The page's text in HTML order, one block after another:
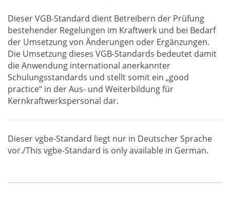
Dieser VGB-Standard dient Betreibern der Prüfung
bestehender Regelungen im Kraftwerk und bei Bedarf
der Umsetzung von Änderungen oder Ergänzungen.
Die Umsetzung dieses VGB-Standards bedeutet damit
die Anwendung international anerkannter
Schulungsstandards und stellt somit ein „good
practice“ in der Aus- und Weiterbildung für
Kernkraftwerkspersonal dar.
Dieser vgbe-Standard liegt nur in Deutscher Sprache
vor./This vgbe-Standard is only available in German.